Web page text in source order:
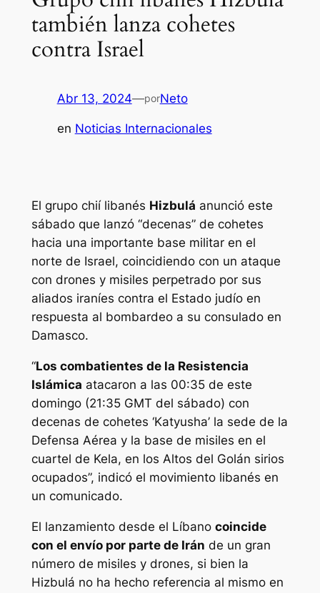
también lanza cohetes
contra Israel
Abr 13, 2024—porNeto
en Noticias Internacionales
El grupo chií libanés Hizbulá anunció este
sábado que lanzó “decenas” de cohetes
hacia una importante base militar en el
norte de Israel, coincidiendo con un ataque
con drones y misiles perpetrado por sus
aliados iraníes contra el Estado judío en
respuesta al bombardeo a su consulado en
Damasco.
“Los combatientes de la Resistencia
Islámica atacaron a las 00:35 de este
domingo (21:35 GMT del sábado) con
decenas de cohetes ‘Katyusha’ la sede de la
Defensa Aérea y la base de misiles en el
cuartel de Kela, en los Altos del Golán sirios
ocupados”, indicó el movimiento libanés en
un comunicado.
El lanzamiento desde el Líbano coincide
con el envío por parte de Irán de un gran
número de misiles y drones, si bien la
Hizbulá no ha hecho referencia al mismo en